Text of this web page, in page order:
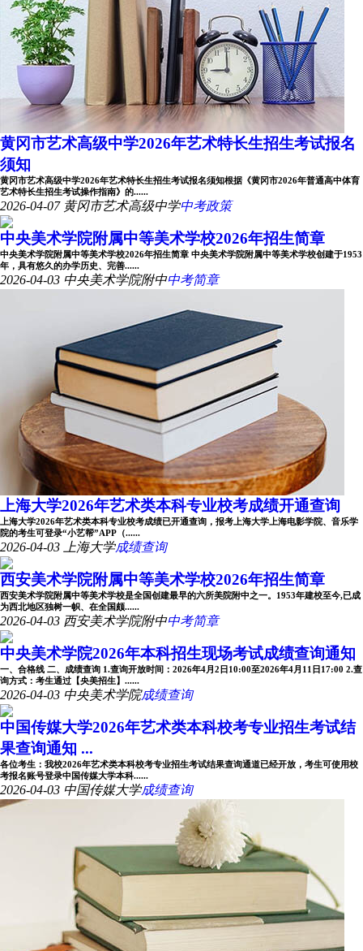
黄冈市艺术高级中学2026年艺术特长生招生考试报名
须知
黄冈市艺术高级中学2026年艺术特长生招生考试报名须知根据《黄冈市2026年普通高中体育
艺术特长生招生考试操作指南》的......
2026-04-07 黄冈市艺术高级中学中考政策
中央美术学院附属中等美术学校2026年招生简章
中央美术学院附属中等美术学校2026年招生简章 中央美术学院附属中等美术学校创建于1953
年，具有悠久的办学历史、完善......
2026-04-03 中央美术学院附中中考简章
上海大学2026年艺术类本科专业校考成绩开通查询
上海大学2026年艺术类本科专业校考成绩已开通查询，报考上海大学上海电影学院、音乐学
院的考生可登录“小艺帮”APP（......
2026-04-03 上海大学成绩查询
西安美术学院附属中等美术学校2026年招生简章
西安美术学院附属中等美术学校是全国创建最早的六所美院附中之一。1953年建校至今,已成
为西北地区独树一帜、在全国颇......
2026-04-03 西安美术学院附中中考简章
中央美术学院2026年本科招生现场考试成绩查询通知
一、合格线 二、成绩查询 1.查询开放时间：2026年4月2日10:00至2026年4月11日17:00 2.查
询方式：考生通过【央美招生】......
2026-04-03 中央美术学院成绩查询
中国传媒大学2026年艺术类本科校考专业招生考试结
果查询通知 ...
各位考生：我校2026年艺术类本科校考专业招生考试结果查询通道已经开放，考生可使用校
考报名账号登录中国传媒大学本科......
2026-04-03 中国传媒大学成绩查询